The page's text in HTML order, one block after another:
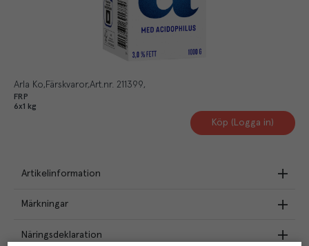
Arla Ko Färskvaror Art.nr. 211399
FRP
6x1 kg
Köp (Logga in)
Artikelinformation
Märkningar
Näringsdeklaration